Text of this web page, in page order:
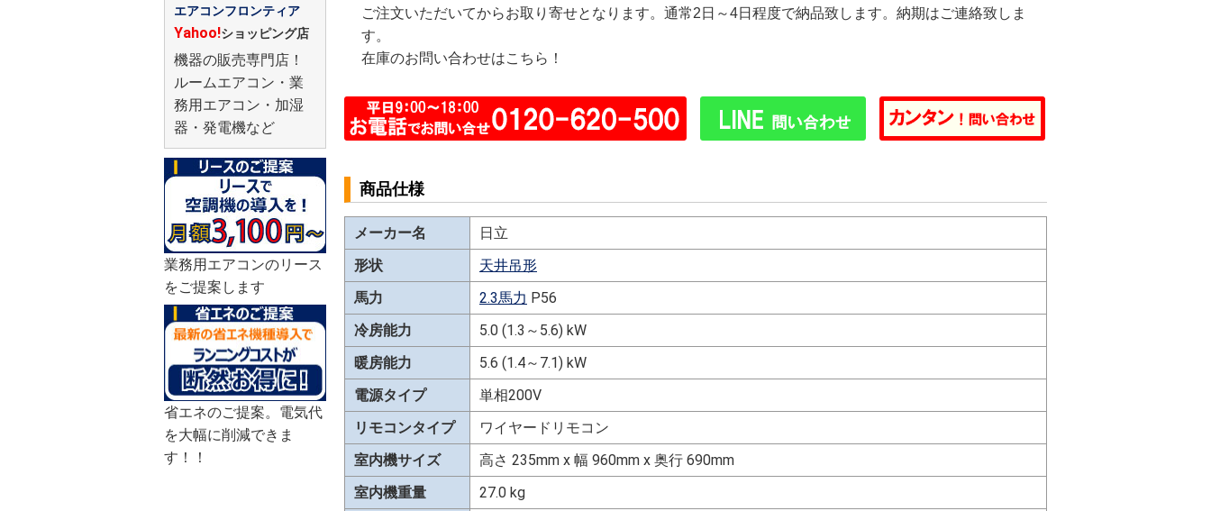
エアコンフロンティア
Yahoo!ショッピング店
機器の販売専門店！
ルームエアコン・業
務用エアコン・加湿
器・発電機など
業務用エアコンのリース
をご提案します
省エネのご提案。電気代
を大幅に削減できま
す！！
ご注文いただいてからお取り寄せとなります。通常2日～4日程度で納品致します。納期はご連絡致しま
す。
在庫のお問い合わせはこちら！
商品仕様
メーカー名
日立
形状
天井吊形
馬力
2.3馬力 P56
冷房能力
5.0 (1.3～5.6) kW
暖房能力
5.6 (1.4～7.1) kW
電源タイプ
単相200V
リモコンタイプ
ワイヤードリモコン
室内機サイズ
高さ 235mm x 幅 960mm x 奥行 690mm
室内機重量
27.0 kg